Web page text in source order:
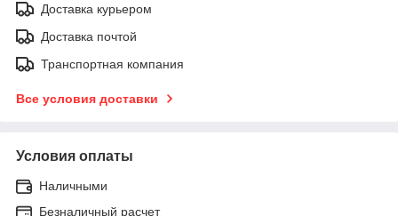
Доставка курьером
Доставка почтой
Транспортная компания
Все условия доставки
Условия оплаты
Наличными
Безналичный расчет